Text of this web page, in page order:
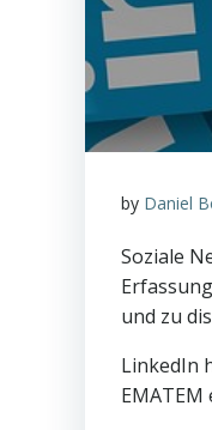
by Daniel
Soziale
und zu
LinkedIn
EMATEM